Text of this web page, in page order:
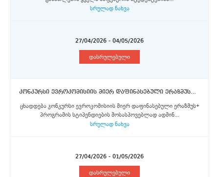
სრულად ნახვა
27/04/2026 - 04/05/2026
დასრულებული
კონკურსი ევროკომისიის მიერ დაფინასებული ერაზმუს+ პროგრამის სტიპენდიების მოსასპოვებლად ადმინისტრაციული/გადაწყვეტილების მიმღებ პოზიციაზე მყოფი პერსონალისთვის
ცხადდება კონკურსი ევროკომისიის მიერ დაფინასებული ერაზმუს+
პროგრამის სტიპენდიების მოსასპოვებლად ადმინ...
სრულად ნახვა
27/04/2026 - 01/05/2026
დასრულებული